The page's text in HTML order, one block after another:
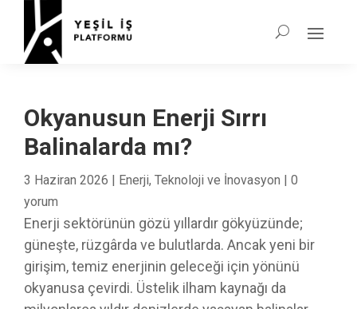
Okyanusun Enerji Sırrı
Balinalarda mı?
3 Haziran 2026 | Enerji, Teknoloji ve İnovasyon | 0
yorum
Enerji sektörünün gözü yıllardır gökyüzünde;
güneşte, rüzgârda ve bulutlarda. Ancak yeni bir
girişim, temiz enerjinin geleceği için yönünü
okyanusa çevirdi. Üstelik ilham kaynağı da